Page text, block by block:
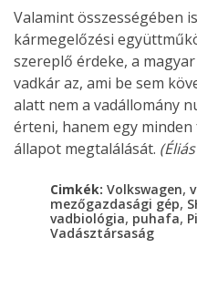
Valamint összességében
kármegelőzési
szereplő érdeke, a
vadkár az, ami be sem
alatt nem a vadállomány
érteni, hanem egy
állapot megtalálását.
Cimkék: Volkswagen,
mezőgazdasági gép,
vadbiológia, puhafa,
Vadásztársaság